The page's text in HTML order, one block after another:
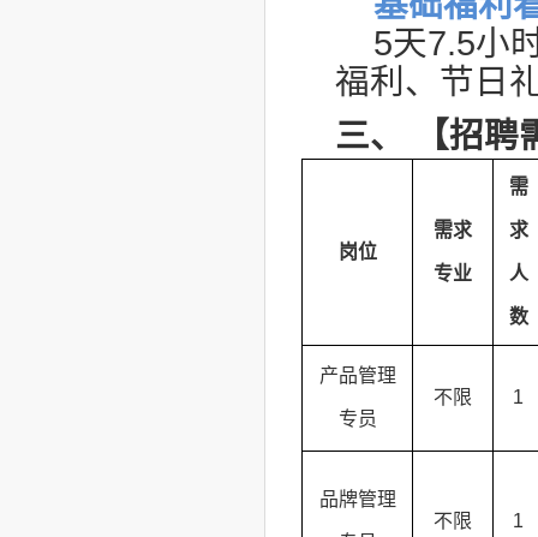
5天7.5小
福利、节日
三、
【招聘
岗位
需求
专业
需
求
人
数
产品管理
专员
不限 1
品牌管理
不限 1